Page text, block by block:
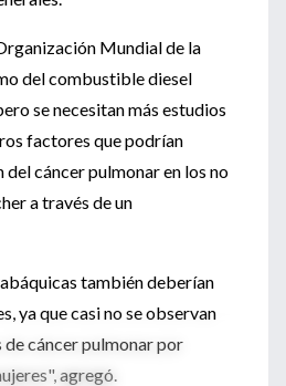
Mundial de la
del combustible diesel
se necesitan más estudios
factores que podrían
cáncer pulmonar en los no
a través de un
también deberían
ya que casi no se observan
de cáncer pulmonar por
agregó.